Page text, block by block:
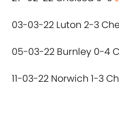
03-03-22 Luton 2-3
05-03-22 Burnley 0-4
11-03-22 Norwich 1-3